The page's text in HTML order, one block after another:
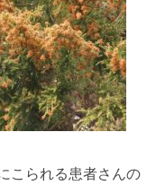
こられる患者さんの